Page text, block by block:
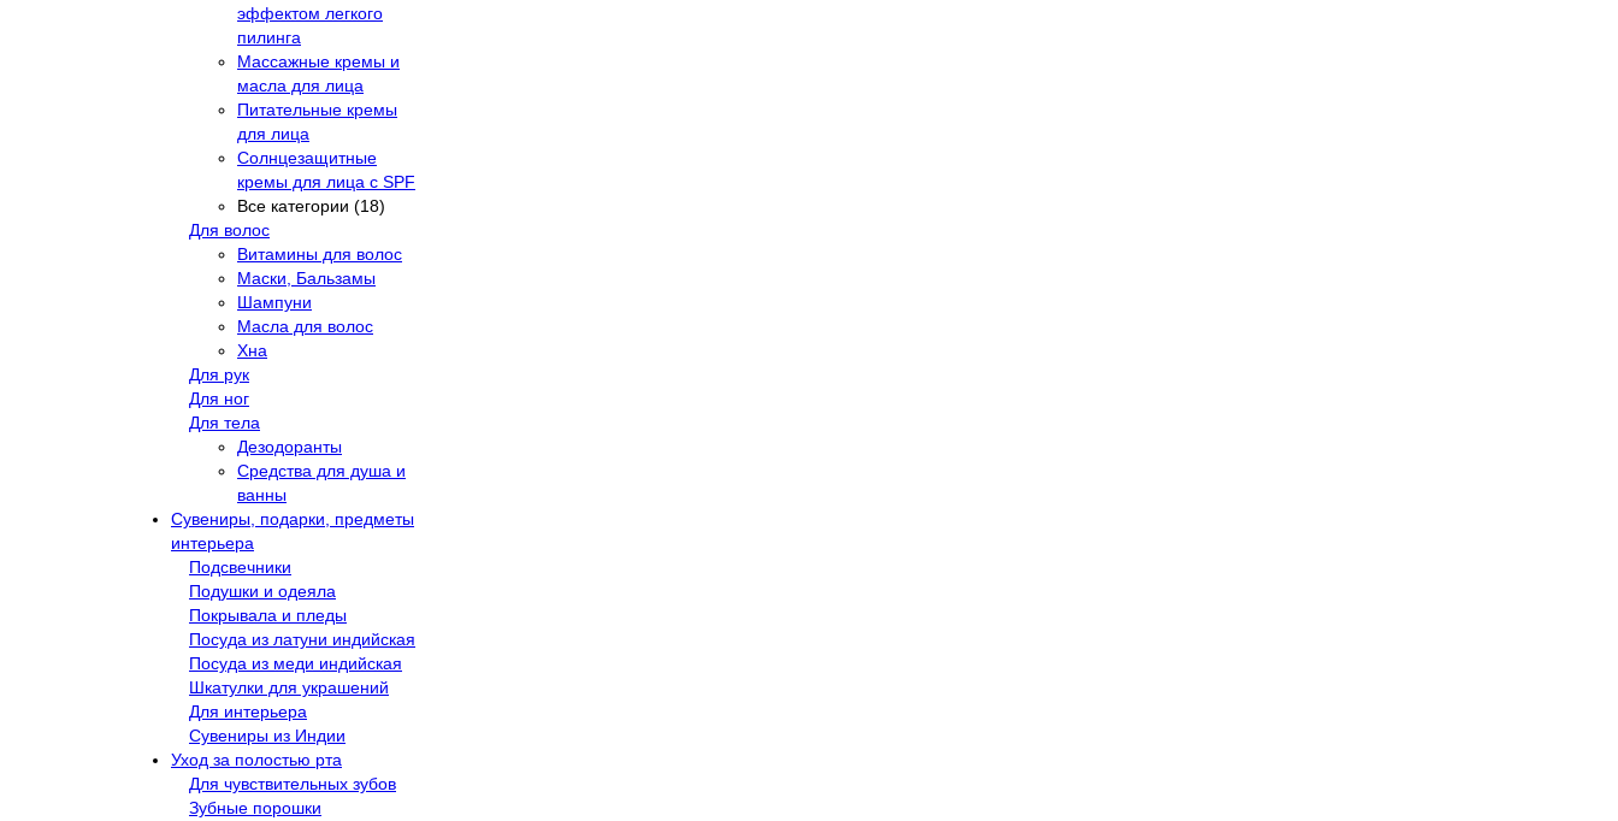
эффектом легкого
пилинга
Массажные кремы и
масла для лица
Питательные кремы
для лица
Солнцезащитные
кремы для лица с SPF
Все категории (18)
Для волос
Витамины для волос
Маски, Бальзамы
Шампуни
Масла для волос
Хна
Для рук
Для ног
Для тела
Дезодоранты
Средства для душа и
ванны
Сувениры, подарки, предметы
интерьера
Подсвечники
Подушки и одеяла
Покрывала и пледы
Посуда из латуни индийская
Посуда из меди индийская
Шкатулки для украшений
Для интерьера
Сувениры из Индии
Уход за полостью рта
Для чувствительных зубов
Зубные порошки